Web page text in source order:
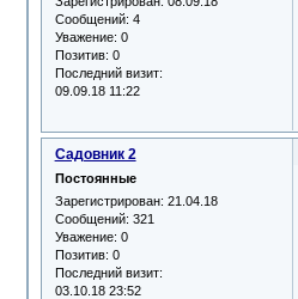
Сообщений: 4
Уважение: 0
Позитив: 0
Последний визит:
09.09.18 11:22
Садовник 2
Постоянные
Зарегистрирован: 21.04.18
Сообщений: 321
Уважение: 0
Позитив: 0
Последний визит:
03.10.18 23:52